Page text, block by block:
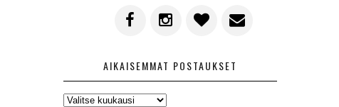
AIKAISEMMAT POSTAUKSET
AIKAISEMMAT